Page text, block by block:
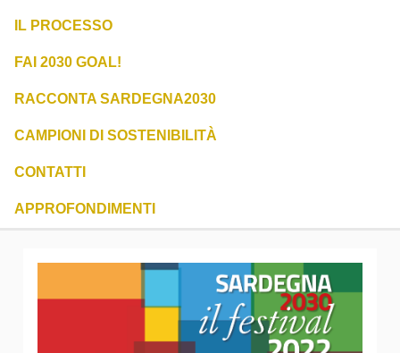
IL PROCESSO
FAI 2030 GOAL!
RACCONTA SARDEGNA2030
CAMPIONI DI SOSTENIBILITÀ
CONTATTI
APPROFONDIMENTI